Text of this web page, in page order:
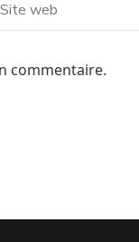
commentaire.